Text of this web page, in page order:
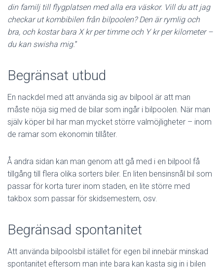
din familj till flygplatsen med alla era väskor. Vill du att jag
checkar ut kombibilen från bilpoolen? Den är rymlig och
bra, och kostar bara X kr per timme och Y kr per kilometer –
du kan swisha mig.”
Begränsat utbud
En nackdel med att använda sig av bilpool är att man
måste nöja sig med de bilar som ingår i bilpoolen. När man
själv köper bil har man mycket större valmöjligheter – inom
de ramar som ekonomin tillåter.
Å andra sidan kan man genom att gå med i en bilpool få
tillgång till flera olika sorters biler. En liten bensinsnål bil som
passar för korta turer inom staden, en lite större med
takbox som passar för skidsemestern, osv.
Begränsad spontanitet
Att använda bilpoolsbil istället för egen bil innebär minskad
spontanitet eftersom man inte bara kan kasta sig in i bilen